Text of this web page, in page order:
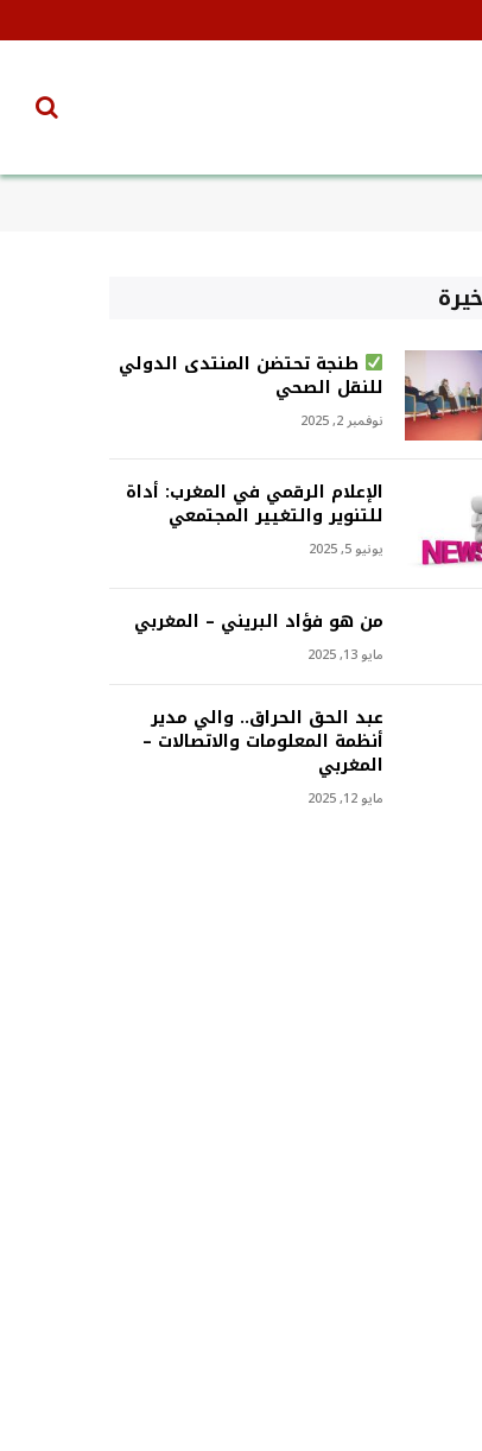
طنجة تحتضن المنتدى الدولي
للنقل الصحي
نوفمبر 2, 2025
الإعلام الرقمي في المغرب: أداة
للتنوير والتغيير المجتمعي
يونيو 5, 2025
من هو فؤاد البريني – المغربي
مايو 13, 2025
عبد الحق الحراق.. والي مدير
أنظمة المعلومات والاتصالات –
المغربي
مايو 12, 2025